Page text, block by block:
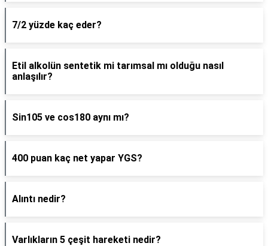
7/2 yüzde kaç eder?
Etil alkolün sentetik mi tarımsal mı olduğu nasıl
anlaşılır?
Sin105 ve cos180 aynı mı?
400 puan kaç net yapar YGS?
Alıntı nedir?
Varlıkların 5 çeşit hareketi nedir?